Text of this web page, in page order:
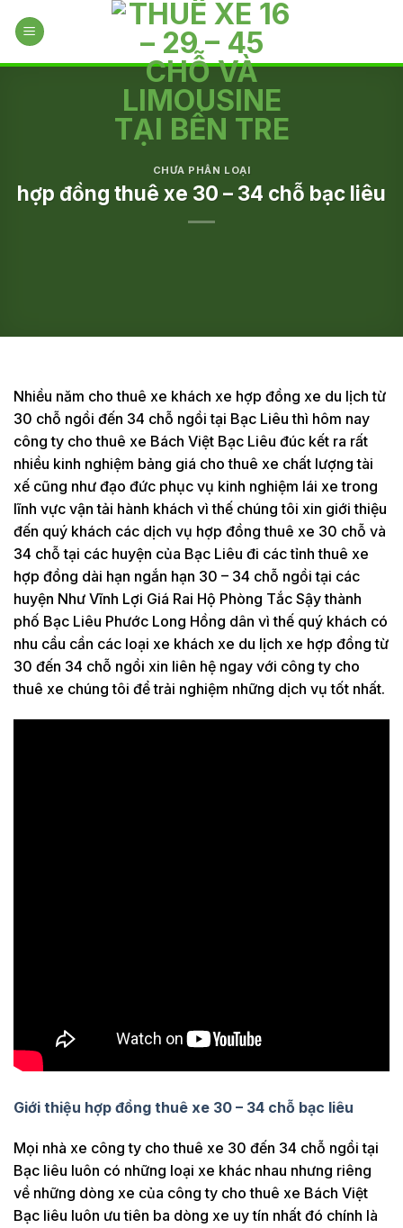
CHƯA PHÂN LOẠI
hợp đồng thuê xe 30 – 34 chỗ bạc liêu
Nhiều năm cho thuê xe khách xe hợp đồng xe du lịch từ
30 chỗ ngồi đến 34 chỗ ngồi tại Bạc Liêu thì hôm nay
công ty cho thuê xe Bách Việt Bạc Liêu đúc kết ra rất
nhiều kinh nghiệm bảng giá cho thuê xe chất lượng tài
xế cũng như đạo đức phục vụ kinh nghiệm lái xe trong
lĩnh vực vận tải hành khách vì thế chúng tôi xin giới thiệu
đến quý khách các dịch vụ hợp đồng thuê xe 30 chỗ và
34 chỗ tại các huyện của Bạc Liêu đi các tỉnh thuê xe
hợp đồng dài hạn ngắn hạn 30 – 34 chỗ ngồi tại các
huyện Như Vĩnh Lợi Giá Rai Hộ Phòng Tắc Sậy thành
phố Bạc Liêu Phước Long Hồng dân vì thế quý khách có
nhu cầu cần các loại xe khách xe du lịch xe hợp đồng từ
30 đến 34 chỗ ngồi xin liên hệ ngay với công ty cho
thuê xe chúng tôi để trải nghiệm những dịch vụ tốt nhất.
Giới thiệu hợp đồng thuê xe 30 – 34 chỗ bạc liêu
Mọi nhà xe công ty cho thuê xe 30 đến 34 chỗ ngồi tại
Bạc liêu luôn có những loại xe khác nhau nhưng riêng
về những dòng xe của công ty cho thuê xe Bách Việt
Bạc liêu luôn ưu tiên ba dòng xe uy tín nhất đó chính là